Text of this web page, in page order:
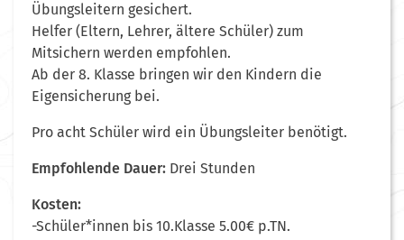
Übungsleitern gesichert.
Helfer (Eltern, Lehrer, ältere Schüler) zum
Mitsichern werden empfohlen.
Ab der 8. Klasse bringen wir den Kindern die
Eigensicherung bei.
Pro acht Schüler wird ein Übungsleiter benötigt.
Empfohlende Dauer: Drei Stunden
Kosten:
-Schüler*innen bis 10.Klasse 5.00€ p.TN.